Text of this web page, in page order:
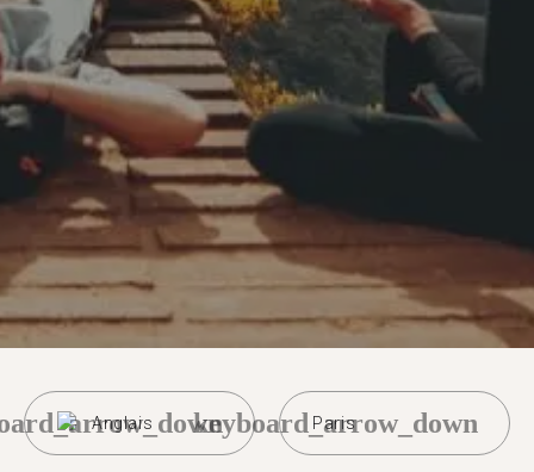
Anglais Paris
keyboard_arrow_down